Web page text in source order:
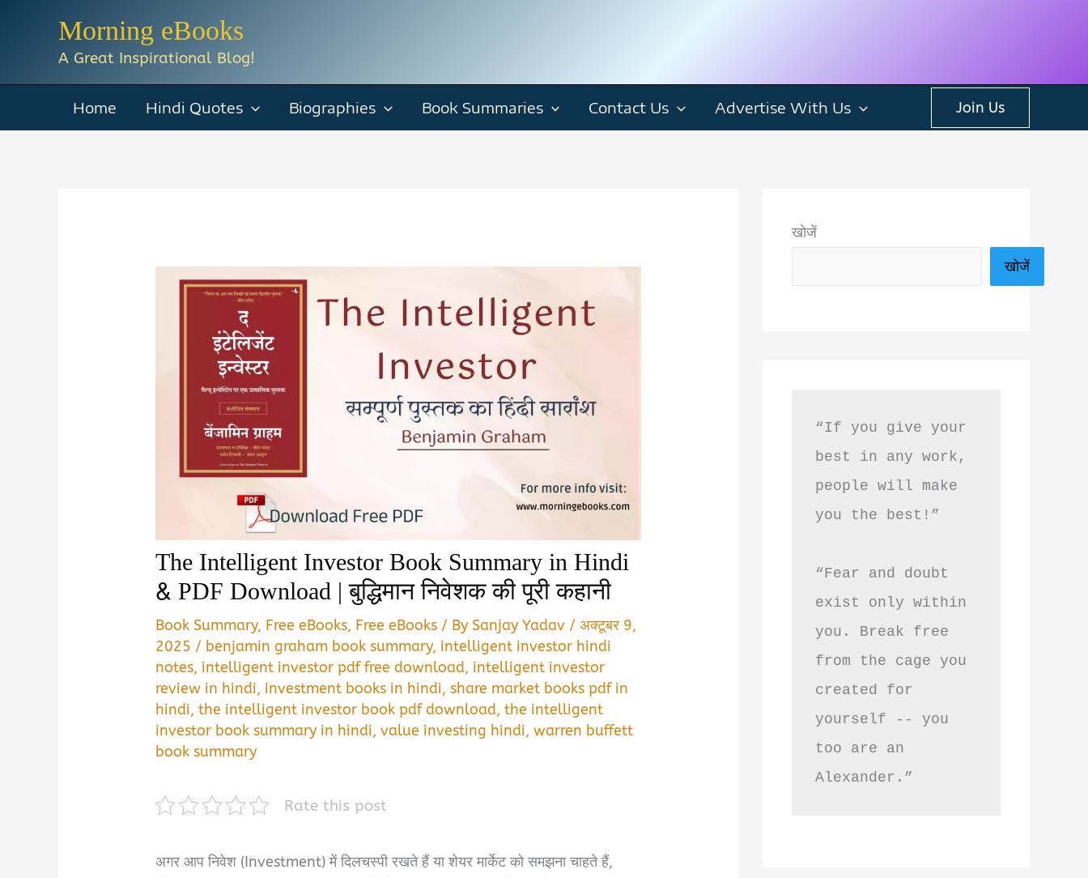
Morning eBooks
A Great Inspirational Blog!
Home Hindi Quotes Biographies Book Summaries Contact Us Advertise With Us Join Us
The Intelligent Investor Book Summary in Hindi
& PDF Download | बुद्धिमान निवेशक की पूरी कहानी
Book Summary, Free eBooks, Free eBooks / BySanjay Yadav /अक्टूबर 9,
2025 / benjamin graham book summary, intelligent investor hindi
notes, intelligent investor pdf free download, intelligent investor
review in hindi, investment books in hindi,share market books pdf in
hindi,the intelligent investor book pdf download,the intelligent
investor book summary in hindi,value investing hindi,warren buffett
book summary
Rate this post
अगर आप निवेश (Investment) में दिलचस्पी रखते हैं या शेयर मार्केट को समझना चाहते हैं,
खोजें
खोजें
“If you give your
best in any work,
people will make
you the best!”
“Fear and doubt
exist only within
you. Break free
from the cage you
created for
yourself -- you
too are an
Alexander.”